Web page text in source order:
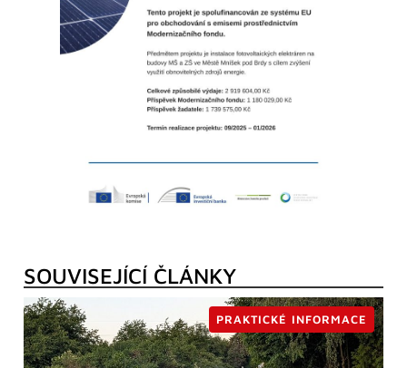
SOUVISEJÍCÍ ČLÁNKY
PRAKTICKÉ INFORMACE